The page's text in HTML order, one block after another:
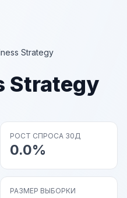
Strategy
Strategy
РОСТ СПРОСА 30Д
0.0%
РАЗМЕР ВЫБОРКИ